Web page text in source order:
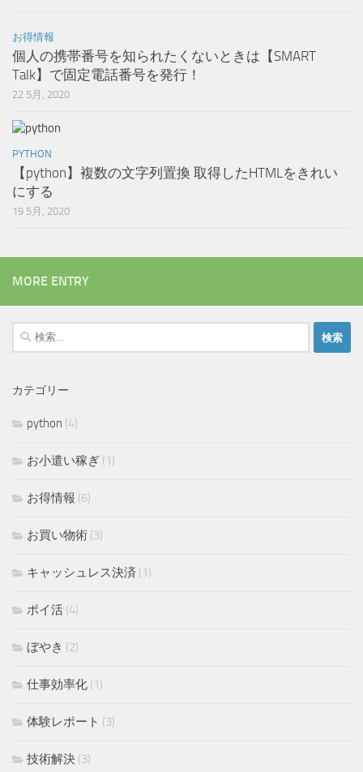
お得情報
個人の携帯番号を知られたくないときは【SMART
Talk】で固定電話番号を発行！
22 5月, 2020
PYTHON
【python】複数の文字列置換 取得したHTMLをきれい
にする
19 5月, 2020
MORE ENTRY
検
索:
カテゴリー
python (4)
お小遣い稼ぎ (1)
お得情報 (6)
お買い物術 (3)
キャッシュレス決済 (1)
ポイ活 (4)
ぼやき (2)
仕事効率化 (1)
体験レポート (3)
技術解決 (3)